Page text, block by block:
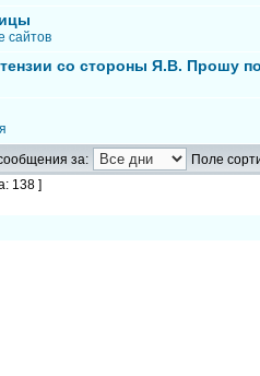
сайтов
со стороны Я.В. Прошу
за:
Поле
138 ]